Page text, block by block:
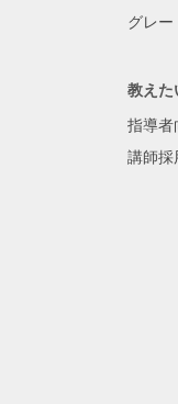
グレー
教えた
指導者
講師採